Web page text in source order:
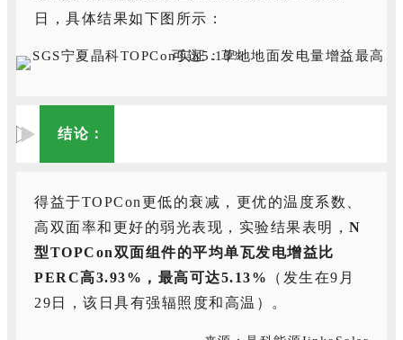
日，具体结果如下图所示：
结论：
得益于TOPCon更低的衰减，更优的温度系数、
高双面率和更好的弱光表现，实验结果表明， N
型TOPCon双面组件的平均单瓦发电增益比
PERC高3.93%，最高可达5.13%
（发生在9月
29日，该日具有强辐照度和高温）。